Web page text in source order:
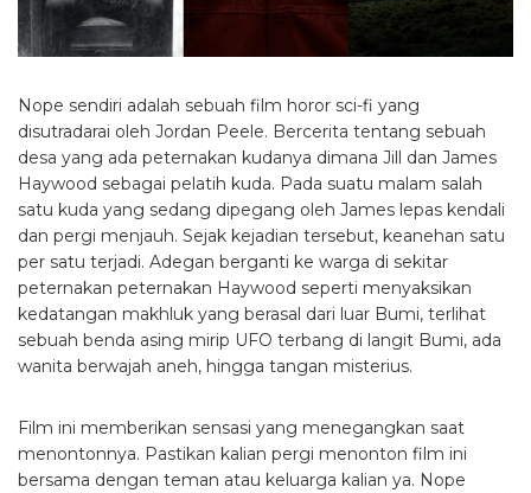
Nope sendiri adalah sebuah film horor sci-fi yang
disutradarai oleh Jordan Peele. Bercerita tentang sebuah
desa yang ada peternakan kudanya dimana Jill dan James
Haywood sebagai pelatih kuda. Pada suatu malam salah
satu kuda yang sedang dipegang oleh James lepas kendali
dan pergi menjauh. Sejak kejadian tersebut, keanehan satu
per satu terjadi. Adegan berganti ke warga di sekitar
peternakan peternakan Haywood seperti menyaksikan
kedatangan makhluk yang berasal dari luar Bumi, terlihat
sebuah benda asing mirip UFO terbang di langit Bumi, ada
wanita berwajah aneh, hingga tangan misterius.
Film ini memberikan sensasi yang menegangkan saat
menontonnya. Pastikan kalian pergi menonton film ini
bersama dengan teman atau keluarga kalian ya. Nope